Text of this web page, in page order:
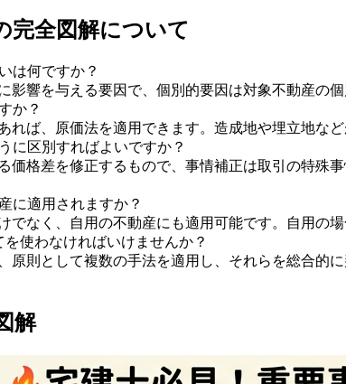
完全図解について
は何ですか？
影響を与える要因で、個別的要因は対象不動産の個
か？
れば、原価法を適用できます。造成地や埋立地など
に区別すればよいですか？
価格差を修正するもので、事情補正は取引の特殊
に適用されますか？
でなく、自用の不動産にも適用可能です。自用の
使わなければいけませんか？
原則として複数の手法を適用し、それらを総合的
解